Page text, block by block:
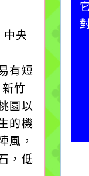
央
有短
竹
園以
的機
風，
，低